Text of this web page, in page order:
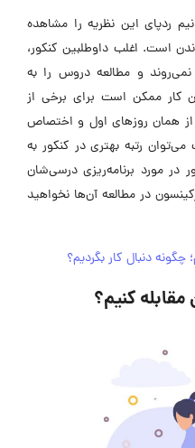
ردپای این نظریه را مشاهده
است. اغلب داوطلبین کنکور،
نمی‌روند و مطالعه دروس را به
کار ممکن است برای برخی از
از همان روزهای اول و اختصاص
رتبه بهتری در کنکور به
در مورد برنامه‌ریزی درسی‌شان
در مطالعه آن‌ها نخواهید
دنبال کار بگردیم؟
کنیم؟